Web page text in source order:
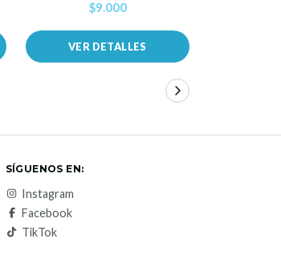
$9.000
VER DETALLES
SÍGUENOS EN:
Instagram
Facebook
TikTok